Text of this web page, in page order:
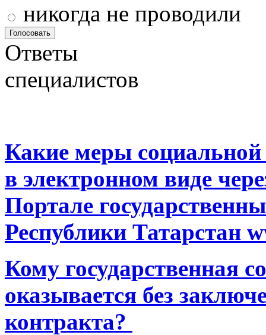
никогда не проводили
Ответы
специалистов
Какие меры
в электронном виде
Портале
Республики Татарстан
Кому государственная
оказывается без
контракта?